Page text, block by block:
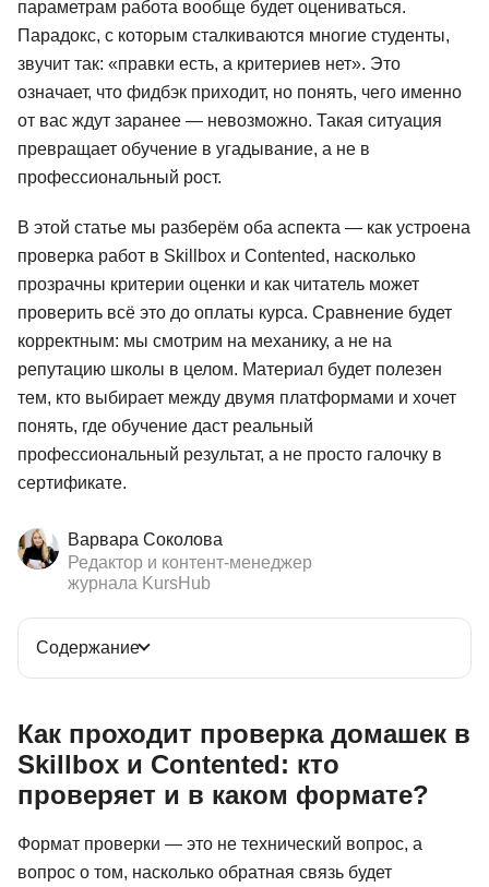
параметрам работа вообще будет оцениваться.
Парадокс, с которым сталкиваются многие студенты,
звучит так: «правки есть, а критериев нет». Это
означает, что фидбэк приходит, но понять, чего именно
от вас ждут заранее — невозможно. Такая ситуация
превращает обучение в угадывание, а не в
профессиональный рост.
В этой статье мы разберём оба аспекта — как устроена
проверка работ в Skillbox и Contented, насколько
прозрачны критерии оценки и как читатель может
проверить всё это до оплаты курса. Сравнение будет
корректным: мы смотрим на механику, а не на
репутацию школы в целом. Материал будет полезен
тем, кто выбирает между двумя платформами и хочет
понять, где обучение даст реальный
профессиональный результат, а не просто галочку в
сертификате.
Варвара Соколова
Редактор и контент-менеджер
журнала KursHub
Содержание
Как проходит проверка домашек в
Skillbox и Contented: кто
проверяет и в каком формате?
Формат проверки — это не технический вопрос, а
вопрос о том, насколько обратная связь будет